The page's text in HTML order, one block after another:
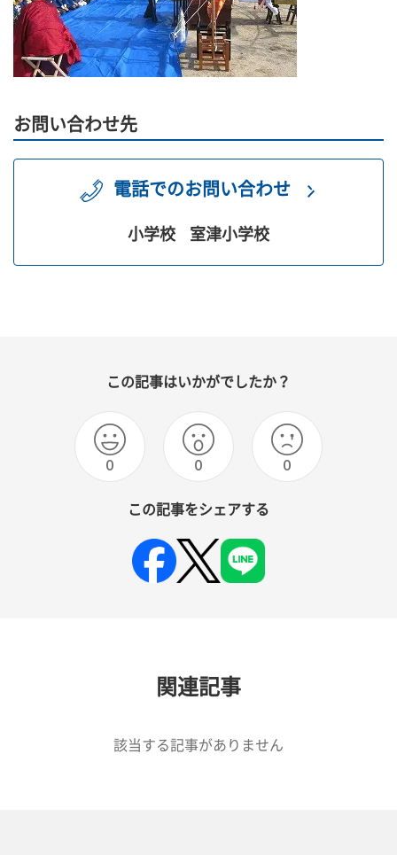
お問い合わせ先
電話でのお問い合わせ
小学校 室津小学校
この記事はいかがでしたか？
0 0 0
この記事をシェアする
関連記事
該当する記事がありません